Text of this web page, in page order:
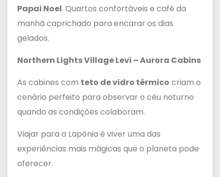
Papai Noel. Quartos confortáveis e café da
manhã caprichado para encarar os dias
gelados.
Northern Lights Village Levi – Aurora Cabins
As cabines com teto de vidro térmico criam o
cenário perfeito para observar o céu noturno
quando as condições colaboram.
Viajar para a Lapônia é viver uma das
experiências mais mágicas que o planeta pode
oferecer.